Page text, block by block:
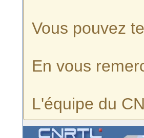
Vous pouvez
En vous
L'équipe du